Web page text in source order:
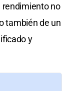
rendimiento no
también de un
y